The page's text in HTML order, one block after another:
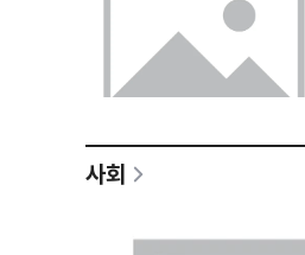
사회